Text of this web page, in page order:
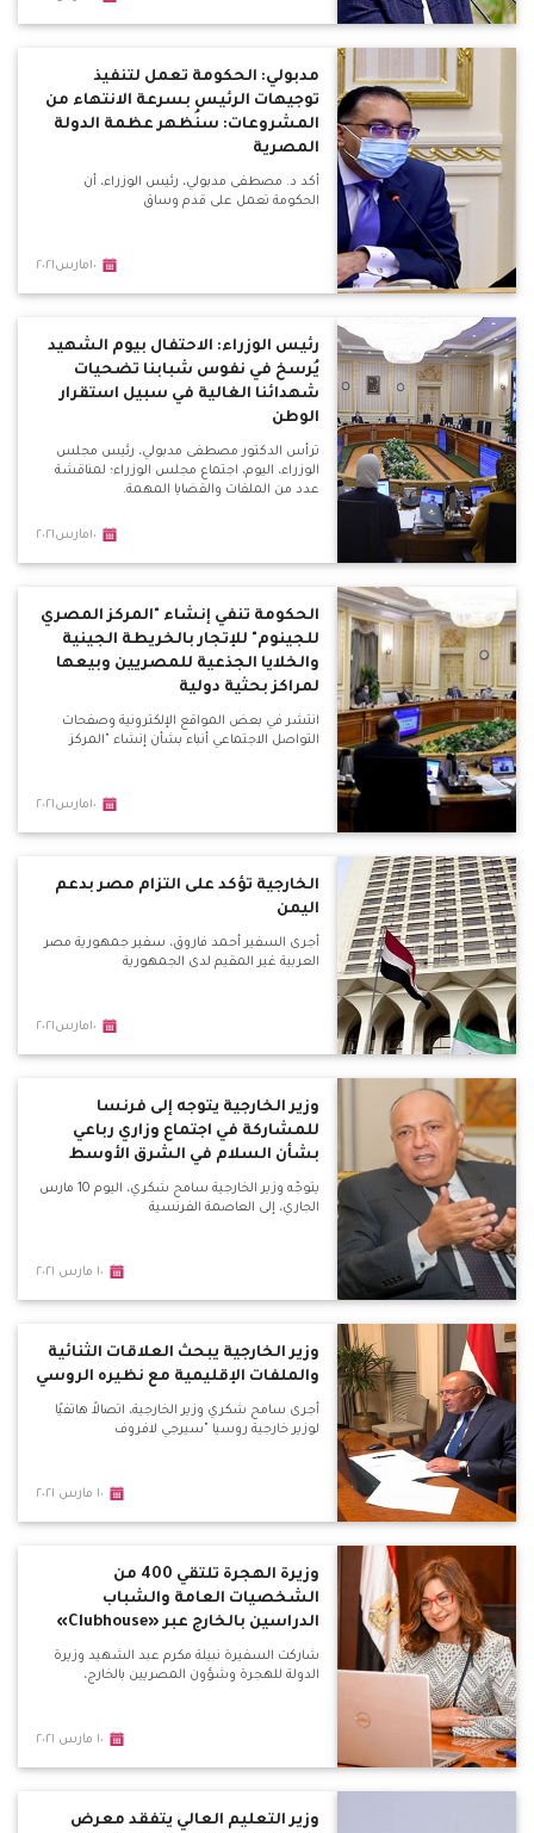
مدبولي: الحكومة تعمل لتنفيذ
توجيهات الرئيس بسرعة الانتهاء من
المشروعات: سنُظهر عظمة الدولة
المصرية
أكد د. مصطفى مدبولي، رئيس الوزراء، أن
الحكومة تعمل على قدم وساق
١٠مارس٢٠٢١
رئيس الوزراء: الاحتفال بيوم الشهيد
يُرسخ في نفوس شبابنا تضحيات
شهدائنا الغالية في سبيل استقرار
الوطن
ترأس الدكتور مصطفى مدبولي، رئيس مجلس
الوزراء، اليوم، اجتماع مجلس الوزراء؛ لمناقشة
عدد من الملفات والقضايا المهمة.
١٠مارس٢٠٢١
الحكومة تنفي إنشاء "المركز المصري
للجينوم" للإتجار بالخريطة الجينية
والخلايا الجذعية للمصريين وبيعها
لمراكز بحثية دولية
انتشر في بعض المواقع الإلكترونية وصفحات
التواصل الاجتماعي أنباء بشأن إنشاء "المركز
١٠مارس٢٠٢١
الخارجية تؤكد على التزام مصر بدعم
اليمن
أجرى السفير أحمد فاروق، سفير جمهورية مصر
العربية غير المقيم لدى الجمهورية
١٠مارس٢٠٢١
وزير الخارجية يتوجه إلى فرنسا
للمشاركة في اجتماع وزاري رباعي
بشأن السلام في الشرق الأوسط
يتوجّه وزير الخارجية سامح شكري، اليوم 10 مارس
الجاري، إلى العاصمة الفرنسية
١٠ مارس ٢٠٢١
وزير الخارجية يبحث العلاقات الثنائية
والملفات الإقليمية مع نظيره الروسي
أجرى سامح شكري وزير الخارجية، اتصالاً هاتفيًا
لوزير خارجية روسيا "سيرجي لافروف
١٠ مارس ٢٠٢١
وزيرة الهجرة تلتقي 400 من
الشخصيات العامة والشباب
الدراسين بالخارج عبر «Clubhouse»
شاركت السفيرة نبيلة مكرم عبد الشهيد وزيرة
الدولة للهجرة وشؤون المصريين بالخارج،
١٠ مارس ٢٠٢١
وزير التعليم العالي يتفقد معرض